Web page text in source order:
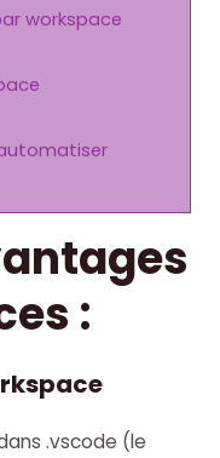
workspace
:
.vscode (le